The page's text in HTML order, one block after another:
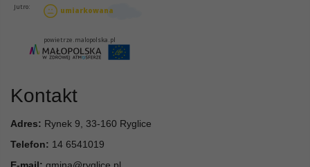
Kontakt
Adres: Rynek 9, 33-160 Ryglice
Telefon: 14 6541019